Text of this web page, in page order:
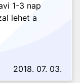
1-3 nap
lehet a
2018. 07. 03.